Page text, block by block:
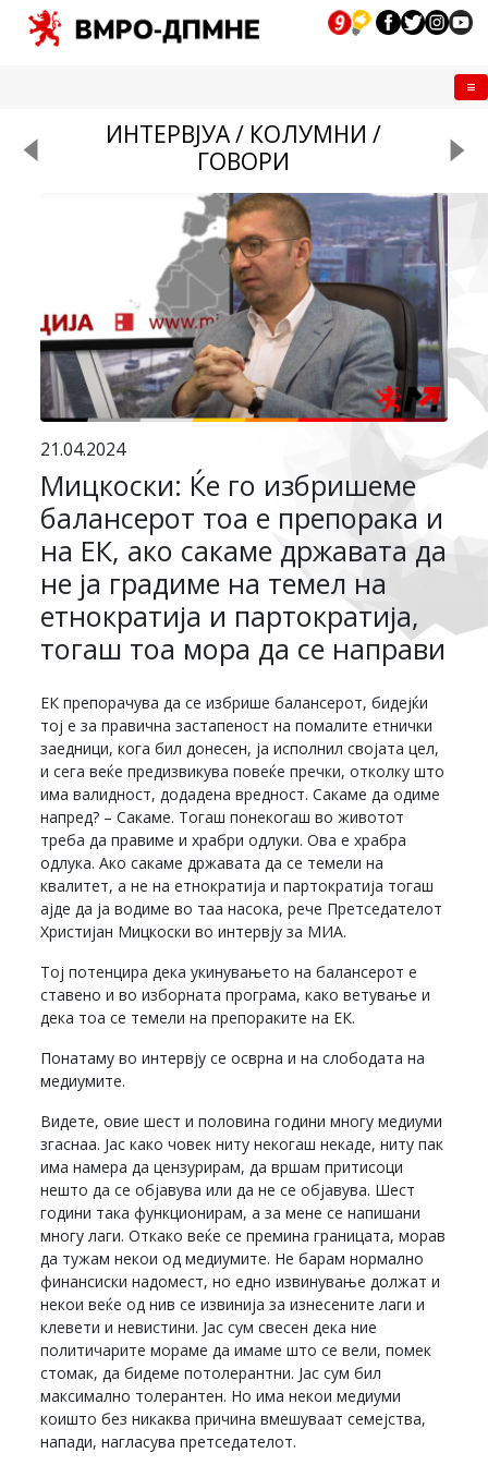
ИНТЕРВЈУА / КОЛУМНИ /
ГОВОРИ
21.04.2024
Мицкоски: Ќе го избришеме
балансерот тоа е препорака и
на ЕК, ако сакаме државата да
не ја градиме на темел на
етнократија и партократија,
тогаш тоа мора да се направи
ЕК препорачува да се избрише балансерот, бидејќи
тој е за правична застапеност на помалите етнички
заедници, кога бил донесен, ја исполнил својата цел,
и сега веќе предизвикува повеќе пречки, отколку што
има валидност, додадена вредност. Сакаме да одиме
напред? – Сакаме. Тогаш понекогаш во животот
треба да правиме и храбри одлуки. Ова е храбра
одлука. Ако сакаме државата да се темели на
квалитет, а не на етнократија и партократија тогаш
ајде да ја водиме во таа насока, рече Претседателот
Христијан Мицкоски во интервју за МИА.
Тој потенцира дека укинувањето на балансерот е
ставено и во изборната програма, како ветување и
дека тоа се темели на препораките на ЕК.
Понатаму во интервју се осврна и на слободата на
медиумите.
Видете, овие шест и половина години многу медиуми
згаснаа. Јас како човек ниту некогаш некаде, ниту пак
има намера да цензурирам, да вршам притисоци
нешто да се објавува или да не се објавува. Шест
години така функционирам, а за мене се напишани
многу лаги. Откако веќе се премина границата, морав
да тужам некои од медиумите. Не барам нормално
финансиски надомест, но едно извинување должат и
некои веќе од нив се извинија за изнесените лаги и
клевети и невистини. Јас сум свесен дека ние
политичарите мораме да имаме што се вели, помек
стомак, да бидеме потолерантни. Јас сум бил
максимално толерантен. Но има некои медиуми
коишто без никаква причина вмешуваат семејства,
напади, нагласува претседателот.